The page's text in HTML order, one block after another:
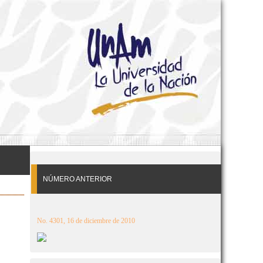
NÚMERO ANTERIOR
No. 4301, 16 de diciembre de 2010